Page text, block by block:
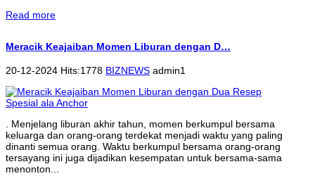
Read more
Meracik Keajaiban Momen Liburan dengan D…
20-12-2024 Hits:1778 BIZNEWS admin1
. Menjelang liburan akhir tahun, momen berkumpul bersama
keluarga dan orang-orang terdekat menjadi waktu yang paling
dinanti semua orang. Waktu berkumpul bersama orang-orang
tersayang ini juga dijadikan kesempatan untuk bersama-sama
menonton...